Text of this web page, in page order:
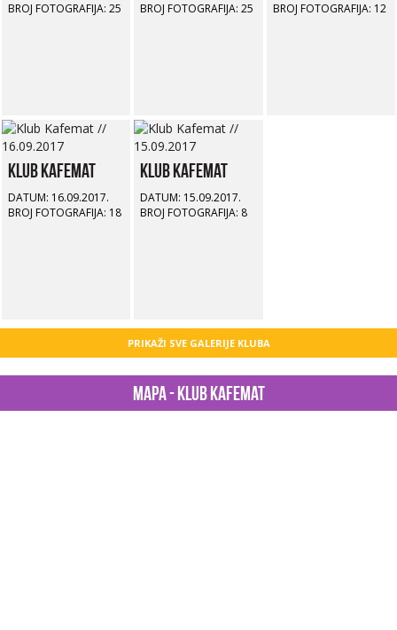
BROJ FOTOGRAFIJA: 25
BROJ FOTOGRAFIJA: 25
BROJ FOTOGRAFIJA: 12
Klub Kafemat
DATUM: 16.09.2017.
BROJ FOTOGRAFIJA: 18
Klub Kafemat
DATUM: 15.09.2017.
BROJ FOTOGRAFIJA: 8
PRIKAŽI SVE GALERIJE KLUBA
Mapa - Klub Kafemat